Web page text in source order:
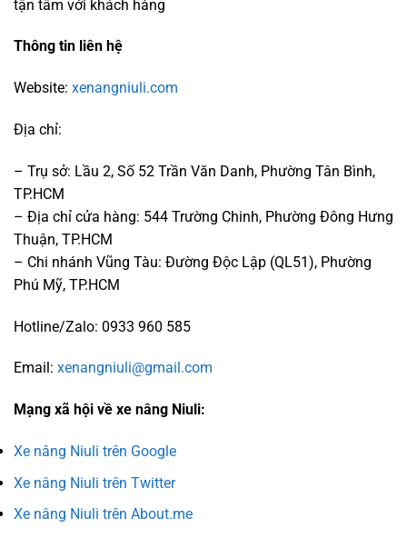
tận tâm với khách hàng
Thông tin liên hệ
Website: xenangniuli.com
Địa chỉ:
– Trụ sở: Lầu 2, Số 52 Trần Văn Danh, Phường Tân Bình,
TP.HCM
– Địa chỉ cửa hàng: 544 Trường Chinh, Phường Đông Hưng
Thuận, TP.HCM
– Chi nhánh Vũng Tàu: Đường Độc Lập (QL51), Phường
Phú Mỹ, TP.HCM
Hotline/Zalo: 0933 960 585
Email: xenangniuli@gmail.com
Mạng xã hội về xe nâng Niuli:
Xe nâng Niuli trên Google
Xe nâng Niuli trên Twitter
Xe nâng Niuli trên About.me